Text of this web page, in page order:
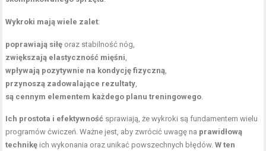
Wykroki mają wiele zalet:
poprawiają siłę oraz stabilność nóg,
zwiększają elastyczność mięśni,
wpływają pozytywnie na kondycję fizyczną,
przynoszą zadowalające rezultaty,
są cennym elementem każdego planu treningowego.
Ich prostota i efektywność sprawiają, że wykroki są fundamentem wielu
programów ćwiczeń. Ważne jest, aby zwrócić uwagę na prawidłową
technikę ich wykonania oraz unikać powszechnych błędów.W ten